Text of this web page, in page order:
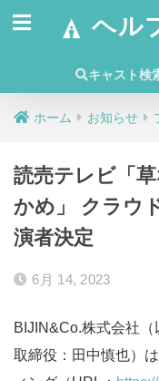
ヘル
キャスト検
ホーム お知らせ
読売テレビ「
かめ」 クラウ
演者決定
6月 14, 2023
BIJIN&Co.株式会社
取締役：田中慎也）